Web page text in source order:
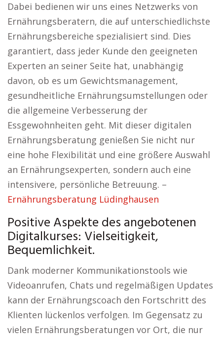
Dabei bedienen wir uns eines Netzwerks von
Ernährungsberatern, die auf unterschiedlichste
Ernährungsbereiche spezialisiert sind. Dies
garantiert, dass jeder Kunde den geeigneten
Experten an seiner Seite hat, unabhängig
davon, ob es um Gewichtsmanagement,
gesundheitliche Ernährungsumstellungen oder
die allgemeine Verbesserung der
Essgewohnheiten geht. Mit dieser digitalen
Ernährungsberatung genießen Sie nicht nur
eine hohe Flexibilität und eine größere Auswahl
an Ernährungsexperten, sondern auch eine
intensivere, persönliche Betreuung. –
Ernährungsberatung Lüdinghausen
Positive Aspekte des angebotenen
Digitalkurses: Vielseitigkeit,
Bequemlichkeit.
Dank moderner Kommunikationstools wie
Videoanrufen, Chats und regelmäßigen Updates
kann der Ernährungscoach den Fortschritt des
Klienten lückenlos verfolgen. Im Gegensatz zu
vielen Ernährungsberatungen vor Ort, die nur